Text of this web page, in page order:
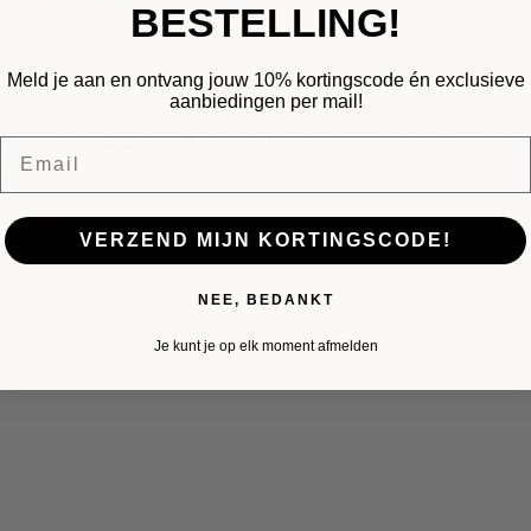
Visgraat - Black Bonito rechthoek
BESTELLING!
Meld je aan en ontvang jouw 10% kortingscode én exclusieve
aanbiedingen per mail!
VERZEND MIJN KORTINGSCODE!
NEE, BEDANKT
Je kunt je op elk moment afmelden